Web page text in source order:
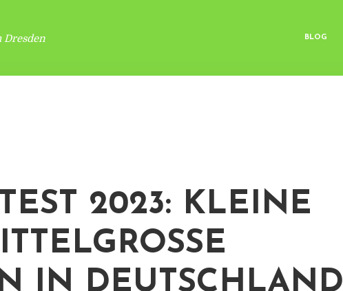
BLOG
2023: KLEINE
B
IN DEUTSCHLAND Z